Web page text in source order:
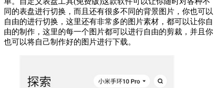
同的表盘进行切换，而且还有很多不同的背景图片，你也可以
自由的进行切换，这里还有非常多的图片素材，都可以让你自
由的制作，这里的每一个图片都可以进行自由的剪裁，并且你
也可以将自己制作好的图片进行下载。